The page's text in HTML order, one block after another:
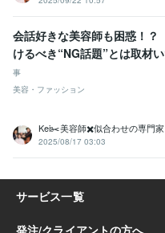
会話好きな美容師も困惑！
けるべき“NG話題”とは取材
事
美容・ファッション
Kei✂️美容師✖️似合わせの専門家
2025/08/17 03:03